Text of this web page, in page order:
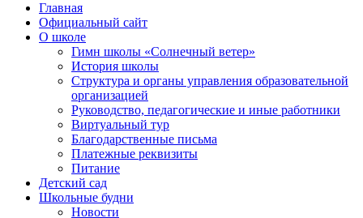
Главная
Официальный сайт
О школе
Гимн школы «Солнечный ветер»
История школы
Структура и органы управления образовательной
организацией
Руководство, педагогические и иные работники
Виртуальный тур
Благодарственные письма
Платежные реквизиты
Питание
Детский сад
Школьные будни
Новости